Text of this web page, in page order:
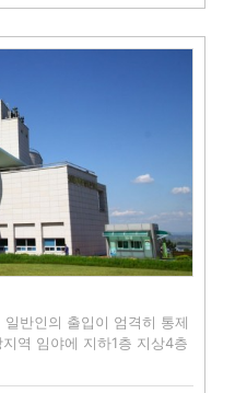
반인의 출입이 엄격히 통제
역 임야에 지하1층 지상4층